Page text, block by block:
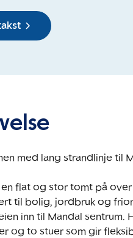
med lang strandlinje til
flat og stor tomt på over
til bolig, jordbruk og
inn til Mandal sentrum.
og to stuer som gir